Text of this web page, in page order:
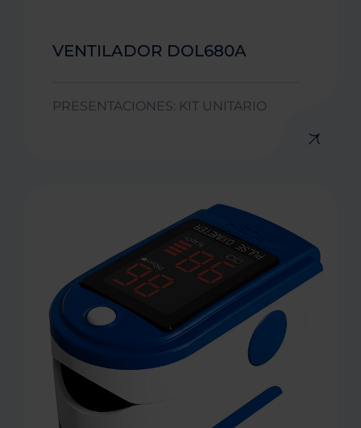
VENTILADOR DOL680A
PRESENTACIONES: KIT UNITARIO